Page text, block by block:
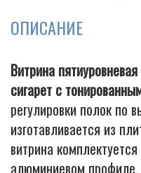
ОПИСАНИЕ
Витрина
сигарет с
регулировки полок по
изготавливается из
витрина
алюминиевом профиле,